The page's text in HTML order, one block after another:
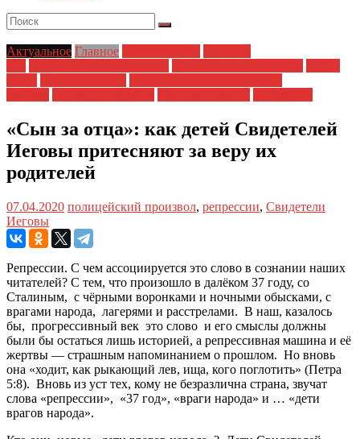
Актуальное Главное
«Сын за отца»: как детей Свидетелей
Иеговы притесняют за веру их
родителей
07.04.2020 полицейский произвол, репрессии, Свидетели
Иеговы
Репрессии. С чем ассоциируется это слово в сознании наших
читателей? С тем, что произошло в далёком 37 году, со
Сталиным, с чёрными воронками и ночными обысками, с
врагами народа, лагерями и расстрелами. В наш, казалось
бы, прогрессивный век это слово и его смыслы должны
были бы остаться лишь историей, а репрессивная машина и её
жертвы — страшным напоминанием о прошлом. Но вновь
она «ходит, как рыкающий лев, ища, кого поглотить» (Петра
5:8). Вновь из уст тех, кому не безразлична страна, звучат
слова «репрессии», «37 год», «враги народа» и … «дети
врагов народа».